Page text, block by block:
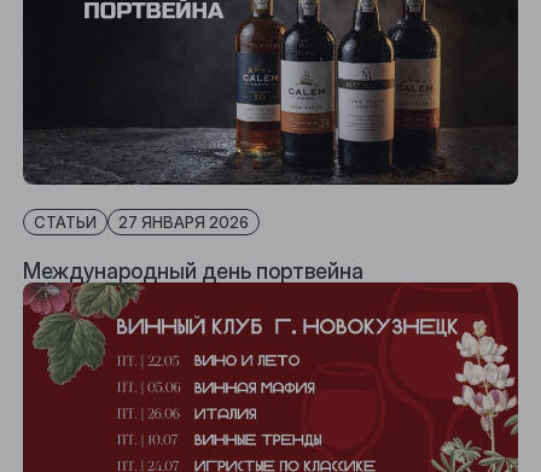
СТАТЬИ 27 ЯНВАРЯ 2026
Международный день портвейна